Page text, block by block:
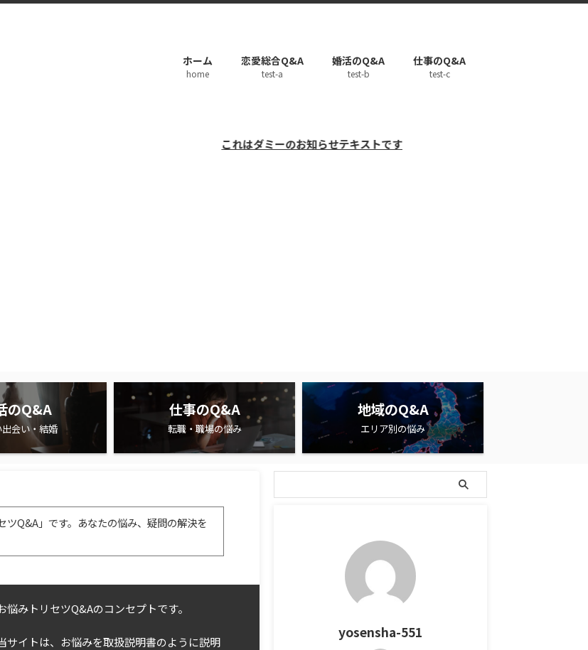
ホーム
home
恋愛総合Q&A
test-a
婚活のQ&A
test-b
仕事のQ&A
test-c
これはダミーのお知らせテキストです
のQ&A
会い・結婚
仕事のQ&A
転職・職場の悩み
地域のQ&A
エリア別の悩み
Q&A」です。あなたの悩み、疑問の解決を
悩みトリセツQ&Aのコンセプトです。
サイトは、お悩みを取扱説明書のように説明
yosensha-551